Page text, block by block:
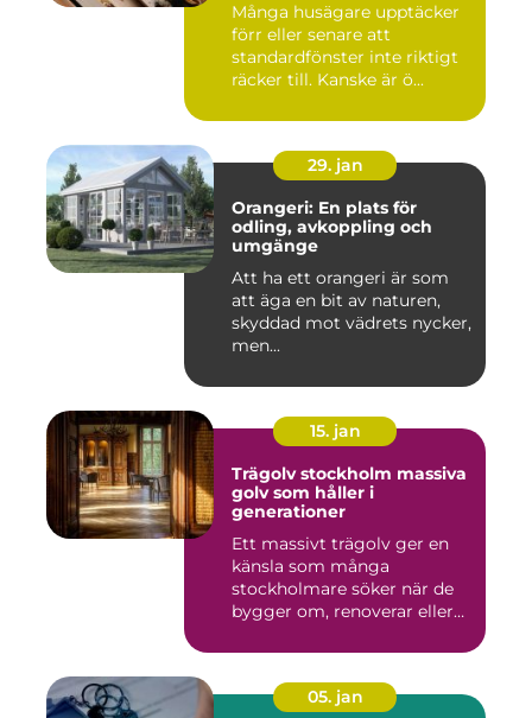
Många husägare upptäcker
förr eller senare att
standardfönster inte riktigt
räcker till. Kanske är ö...
29. jan
Orangeri: En plats för
odling, avkoppling och
umgänge
Att ha ett orangeri är som
att äga en bit av naturen,
skyddad mot vädrets nycker,
men...
15. jan
Trägolv stockholm massiva
golv som håller i
generationer
Ett massivt trägolv ger en
känsla som många
stockholmare söker när de
bygger om, renoverar eller
05. jan